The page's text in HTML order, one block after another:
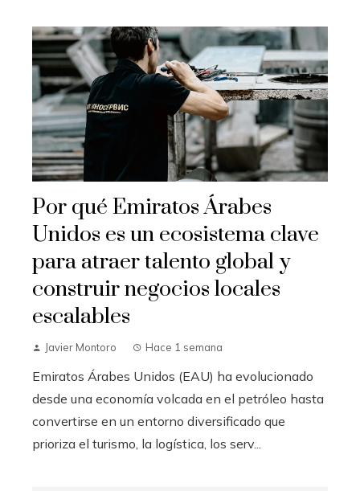
Por qué Emiratos Árabes
Unidos es un ecosistema clave
para atraer talento global y
construir negocios locales
escalables
Javier Montoro Hace 1 semana
Emiratos Árabes Unidos (EAU) ha evolucionado
desde una economía volcada en el petróleo hasta
convertirse en un entorno diversificado que
prioriza el turismo, la logística, los serv...